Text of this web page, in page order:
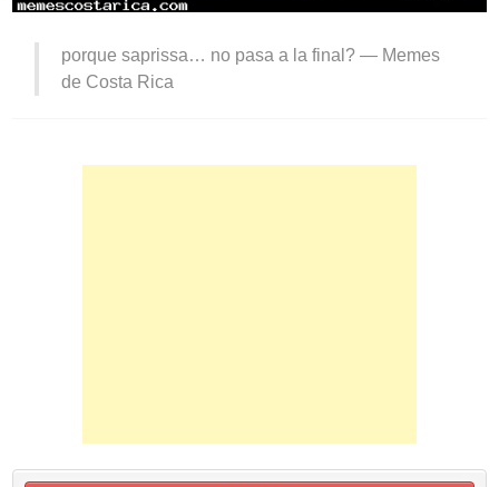
porque saprissa… no pasa a la final? — Memes
de Costa Rica